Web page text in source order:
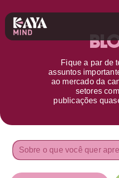
Fique a par de
assuntos
ao mercado da
setores
publicações